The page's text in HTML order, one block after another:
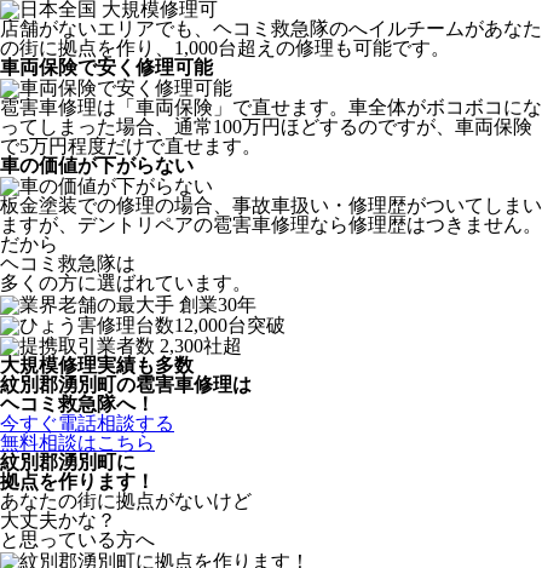
店舗がないエリアでも、ヘコミ救急隊のへイルチームがあなた
の街に拠点を作り、1,000台超えの修理も可能です。
車両保険で安く修理可能
雹害車修理は「車両保険」で直せます。車全体がボコボコにな
ってしまった場合、通常100万円ほどするのですが、車両保険
で5万円程度だけで直せます。
車の価値が下がらない
板金塗装での修理の場合、事故車扱い・修理歴がついてしまい
ますが、デントリペアの雹害車修理なら修理歴はつきません。
だから
ヘコミ救急隊は
多くの方に選ばれています。
大規模修理実績も多数
紋別郡湧別町の雹害車修理は
ヘコミ救急隊へ！
今すぐ電話相談する
無料相談はこちら
紋別郡湧別町に
拠点を作ります！
あなたの街に拠点がないけど
大丈夫かな？
と思っている方へ